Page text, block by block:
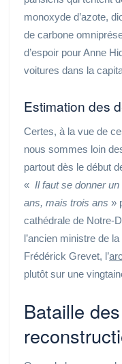
monoxyde d’azote,
de carbone
d’espoir pour Anne
voitures dans la
Estimation des
Certes, à la vue de
nous sommes loin
partout dès le début
« Il faut se donner
ans, mais trois ans »
cathédrale de Notre-
l’ancien ministre de
Frédérick Grevet, l’
plutôt sur une
Bataille